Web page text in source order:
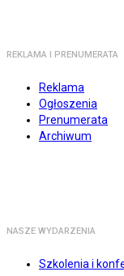
REKLAMA I PRENUMERATA
Reklama
Ogłoszenia
Prenumerata
Archiwum
NASZE WYDARZENIA
Szkolenia i